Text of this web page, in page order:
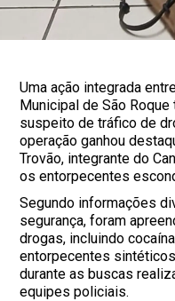
Uma ação integrada
Municipal de São
suspeito de tráfico de
operação ganhou
Trovão, integrante do
os entorpecentes
Segundo informações
segurança, foram
drogas, incluindo
entorpecentes
durante as buscas
equipes policiais.